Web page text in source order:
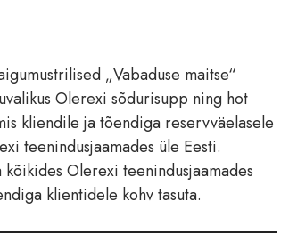
„Vabaduse maitse“
Olerexi sõdurisupp ning hot
kliendile ja tõendiga reservväelasele
teenindusjaamades üle Eesti.
Olerexi teenindusjaamades
klientidele kohv tasuta.